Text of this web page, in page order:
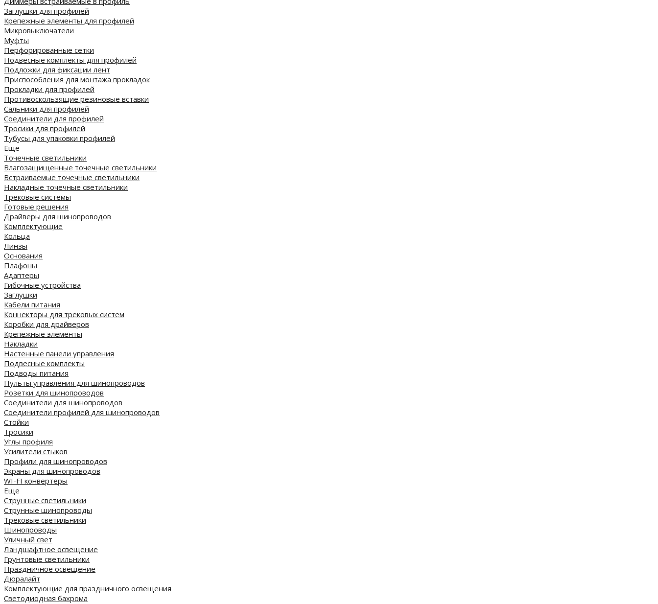
Заглушки для профилей
Крепежные элементы для профилей
Микровыключатели
Муфты
Перфорированные сетки
Подвесные комплекты для профилей
Подложки для фиксации лент
Приспособления для монтажа прокладок
Прокладки для профилей
Противоскользящие резиновые вставки
Сальники для профилей
Соединители для профилей
Тросики для профилей
Тубусы для упаковки профилей
Еще
Точечные светильники
Влагозащищенные точечные светильники
Встраиваемые точечные светильники
Накладные точечные светильники
Трековые системы
Готовые решения
Драйверы для шинопроводов
Комплектующие
Кольца
Линзы
Основания
Плафоны
Адаптеры
Гибочные устройства
Заглушки
Кабели питания
Коннекторы для трековых систем
Коробки для драйверов
Крепежные элементы
Накладки
Настенные панели управления
Подвесные комплекты
Подводы питания
Пульты управления для шинопроводов
Розетки для шинопроводов
Соединители для шинопроводов
Соединители профилей для шинопроводов
Стойки
Тросики
Углы профиля
Усилители стыков
Профили для шинопроводов
Экраны для шинопроводов
WI-FI конвертеры
Еще
Струнные светильники
Струнные шинопроводы
Трековые светильники
Шинопроводы
Уличный свет
Ландшафтное освещение
Грунтовые светильники
Праздничное освещение
Дюралайт
Комплектующие для праздничного освещения
Светодиодная бахрома